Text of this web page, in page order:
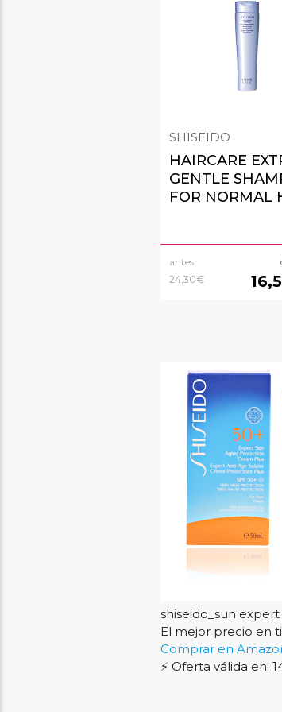
SHISEIDO
HAIRCARE
GENTLE
FOR NORMAL
antes
24,30€
shiseido_sun
El mejor precio en
Comprar en
⚡ Oferta válida en: